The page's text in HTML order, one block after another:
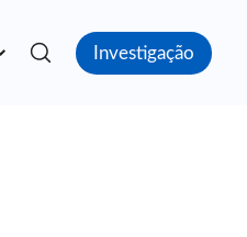
Investigação